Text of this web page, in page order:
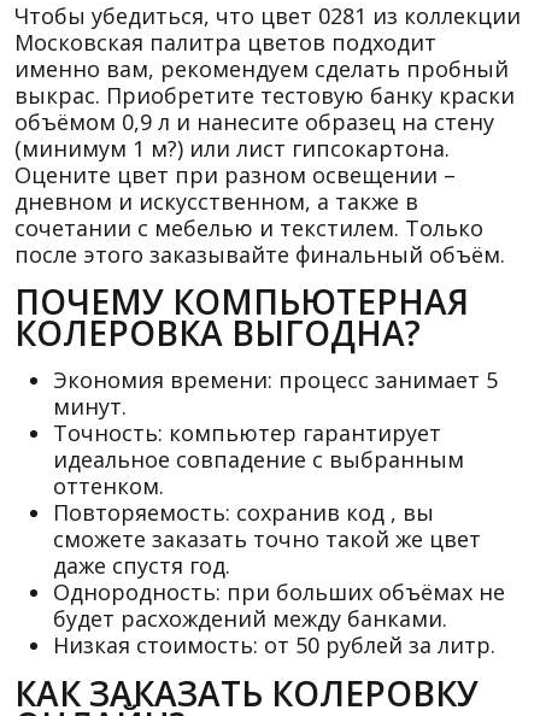
Чтобы убедиться, что цвет 0281 из коллекции
Московская палитра цветов подходит
именно вам, рекомендуем сделать пробный
выкрас. Приобретите тестовую банку краски
объёмом 0,9 л и нанесите образец на стену
(минимум 1 м?) или лист гипсокартона.
Оцените цвет при разном освещении –
дневном и искусственном, а также в
сочетании с мебелью и текстилем. Только
после этого заказывайте финальный объём.
ПОЧЕМУ КОМПЬЮТЕРНАЯ
КОЛЕРОВКА ВЫГОДНА?
Экономия времени: процесс занимает 5
минут.
Точность: компьютер гарантирует
идеальное совпадение с выбранным
оттенком.
Повторяемость: сохранив код , вы
сможете заказать точно такой же цвет
даже спустя год.
Однородность: при больших объёмах не
будет расхождений между банками.
Низкая стоимость: от 50 рублей за литр.
КАК ЗАКАЗАТЬ КОЛЕРОВКУ